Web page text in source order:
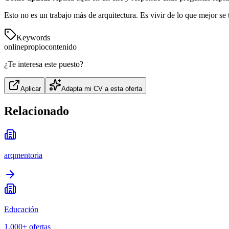
Esto no es un trabajo más de arquitectura. Es vivir de lo que mejor se
Keywords
onlinepropiocontenido
¿Te interesa este puesto?
Aplicar Adapta mi CV a esta oferta
Relacionado
arqmentoria
Educación
1,000+ ofertas